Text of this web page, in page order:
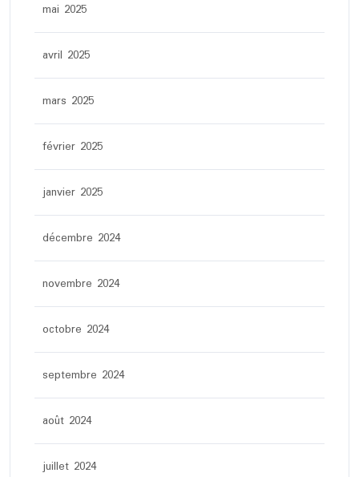
mai 2025
avril 2025
mars 2025
février 2025
janvier 2025
décembre 2024
novembre 2024
octobre 2024
septembre 2024
août 2024
juillet 2024